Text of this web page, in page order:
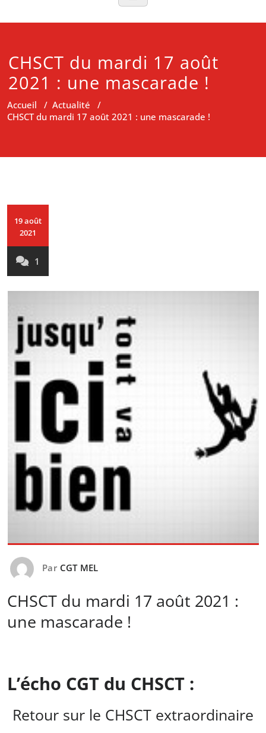
CHSCT du mardi 17 août
2021 : une mascarade !
Accueil / Actualité /
CHSCT du mardi 17 août 2021 : une mascarade !
19 août
2021
1
Par CGT MEL
CHSCT du mardi 17 août 2021 :
une mascarade !
L’écho CGT du CHSCT :
Retour sur le CHSCT extraordinaire